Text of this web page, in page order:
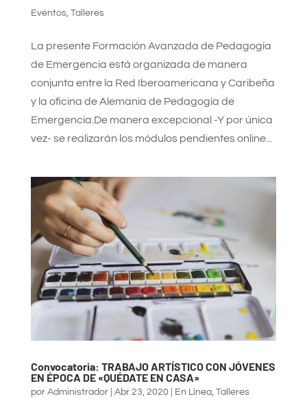
Eventos, Talleres
La presente Formación Avanzada de Pedagogía
de Emergencia está organizada de manera
conjunta entre la Red Iberoamericana y Caribeña
y la oficina de Alemania de Pedagogía de
Emergencia.De manera excepcional -Y por única
vez- se realizarán los módulos pendientes online...
Convocatoria: TRABAJO ARTÍSTICO CON JÓVENES
EN ÉPOCA DE «QUÉDATE EN CASA»
por Administrador| Abr 23, 2020 En Línea, Talleres